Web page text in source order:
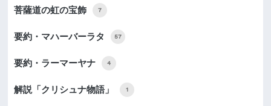
菩薩道の虹の宝飾 7
要約・マハーバーラタ 57
要約・ラーマーヤナ 4
解説「クリシュナ物語」 1